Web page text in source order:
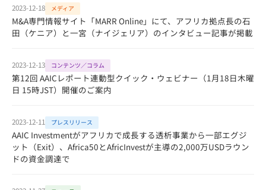
2023-12-18 メディア
M&A専門情報サイト「MARR Online」にて、アフリカ拠点長の石
田（ケニア）と一宮（ナイジェリア）のインタビュー記事が掲載
2023-12-13 コンテンツ／コラム
第12回 AAICレポート連動型クイック・ウェビナー（1月18日木曜
日 15時JST）開催のご案内
2023-12-11 プレスリリース
AAIC Investmentがアフリカで成長する透析事業から一部エグジ
ット（Exit）、Africa50とAfricInvestが主導の2,000万USDラウン
ドの資金調達で